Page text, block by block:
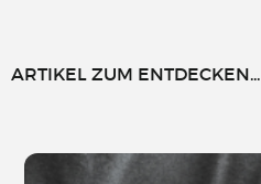
ARTIKEL ZUM ENTDECKEN...